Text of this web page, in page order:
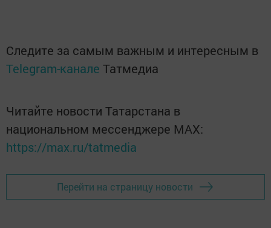
Следите за самым важным и интересным в
Telegram-канале Татмедиа
Читайте новости Татарстана в
национальном мессенджере MАХ:
https://max.ru/tatmedia
Перейти на страницу новости